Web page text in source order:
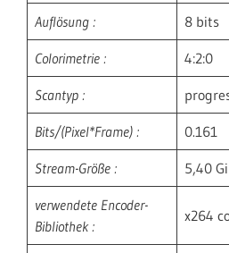
Auflösung : 8 bits
Colorimetrie : 4:2:0
Scantyp :
Bits/(Pixel*Frame) : 0.161
Stream-Größe : 5,40
verwendete Encoder-
Bibliothek :
x264